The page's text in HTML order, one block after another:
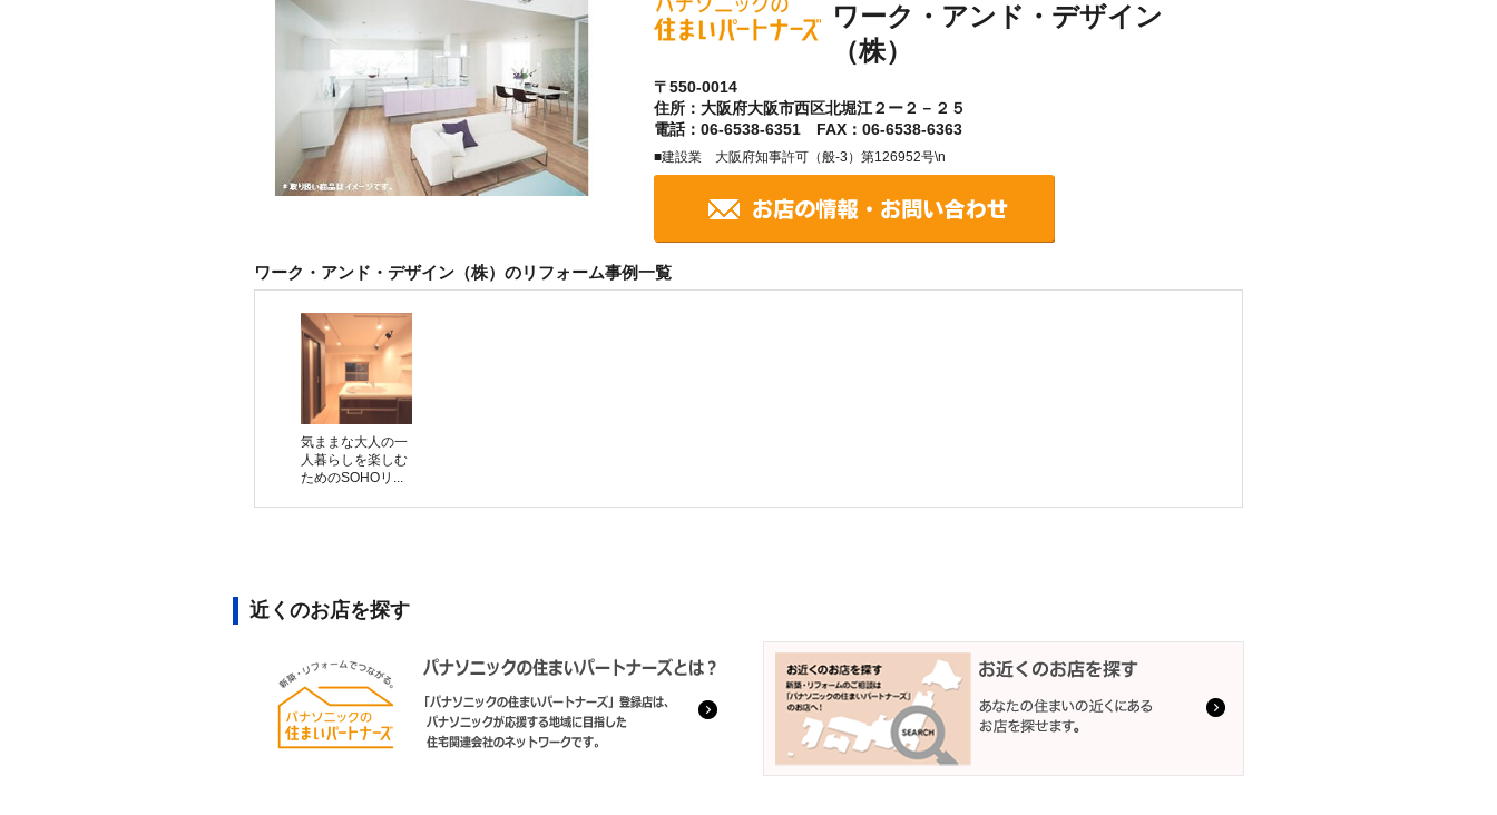
ワーク・アンド・デザイン
（株）
〒550-0014
住所：大阪府大阪市西区北堀江２ー２－２５
電話：06-6538-6351 FAX：06-6538-6363
■建設業 大阪府知事許可（般-3）第126952号\n
ワーク・アンド・デザイン（株）のリフォーム事例一覧
気ままな大人の一
人暮らしを楽しむ
ためのSOHOリ...
近くのお店を探す